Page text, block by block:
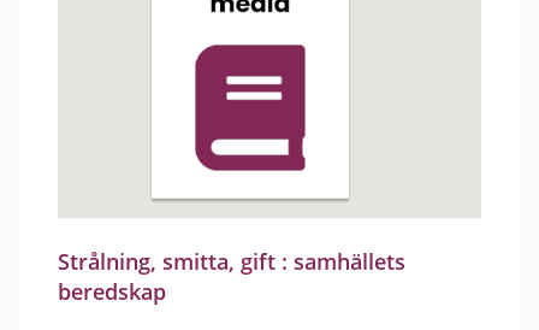
Strålning, smitta, gift : samhällets
beredskap